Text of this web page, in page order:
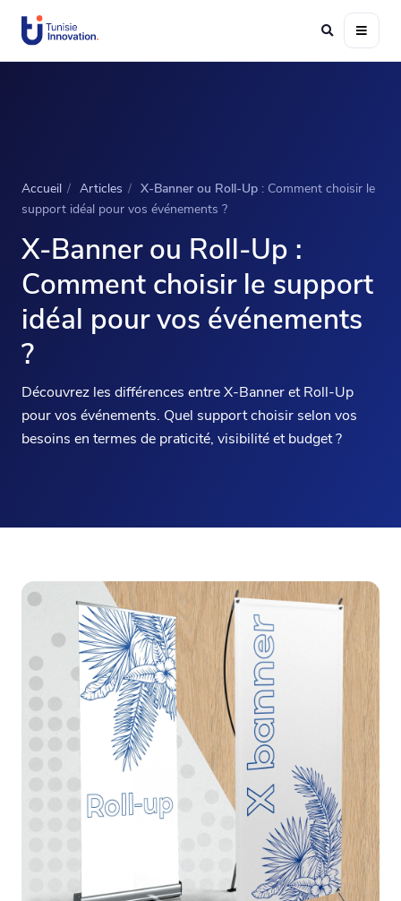
Accueil / Articles / X-Banner ou Roll-Up : Comment choisir le
support idéal pour vos événements ?
X-Banner ou Roll-Up :
Comment choisir le support
idéal pour vos événements
?
Découvrez les différences entre X-Banner et Roll-Up
pour vos événements. Quel support choisir selon vos
besoins en termes de praticité, visibilité et budget ?